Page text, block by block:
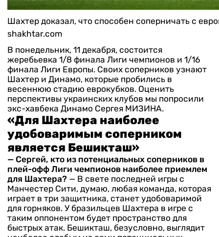
Шахтер доказал, что способен соперничать с
shakhtar.com
В понедельник, 11 декабря, состоится
жеребьевка 1/8 финала Лиги чемпионов и 1/16
финала Лиги Европы. Своих соперников узнают
Шахтер и Динамо, которые пробились в
весеннюю стадию еврокубков. Оценить
перспективы украинских клубов мы попросили
экс-хавбека Динамо Сергея МИЗИНА.
«Для Шахтера наиболее
удобоваримым соперником
является Бешикташ»
— Сергей, кто из потенциальных соперников в
плей-офф Лиги чемпионов наиболее приемлем
для Шахтера? — В свете последней игры с
Манчестер Сити, думаю, любая команда, которая
играет в три защитника, станет удобоваримой
для горняков. У бразильцев Шахтера в игре с
таким оппонентом будет пространство для
быстрых атак. Бешикташ, безусловно, выглядит